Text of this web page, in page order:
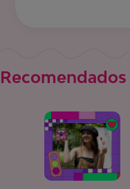
Recomendados